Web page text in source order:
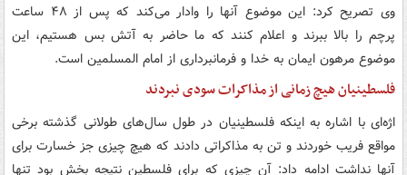
وی تصریح کرد: این موضوع آنها را وادار می‌کند که پس از ۴۸ ساعت
پرچم را بالا ببرند و اعلام کنند که ما حاضر به آتش بس هستیم، این
موضوع مرهون ایمان به خدا و فرمانبرداری از امام المسلمین است.
فلسطینیان هیچ زمانی از مذاکرات سودی نبردند
اژه‌ای با اشاره به اینکه فلسطینیان در طول سال‌های طولانی گذشته برخی
مواقع فریب خوردند و تن به مذاکراتی دادند که هیچ چیزی جز خسارت برای
آنها نداشت ادامه داد: آن چیزی که برای فلسطین نتیجه بخش بود تنها